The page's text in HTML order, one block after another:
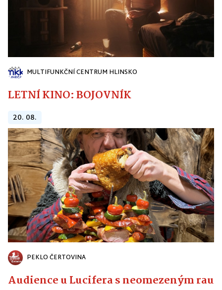
MULTIFUNKČNÍ CENTRUM HLINSKO
LETNÍ KINO: BOJOVNÍK
20. 08.
PEKLO ČERTOVINA
Audience u Lucifera s neomezeným